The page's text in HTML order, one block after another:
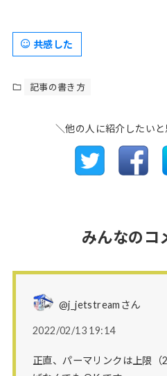
共感した
記事の書き方
＼他の人に紹介したい
みんなのコ
@j_jetstreamさん
2022/02/13 19:14
正直、パーマリンクは上限